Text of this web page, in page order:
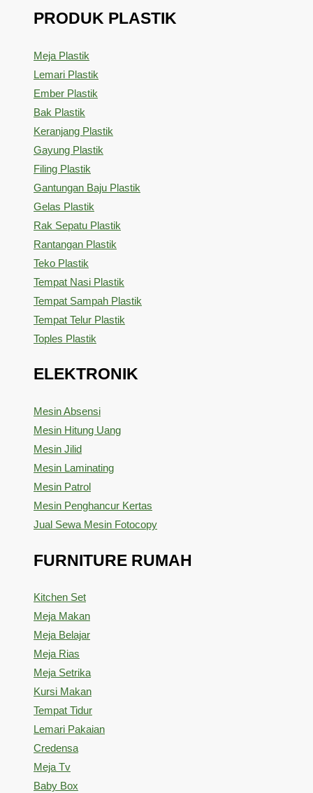
PRODUK PLASTIK
Meja Plastik
Lemari Plastik
Ember Plastik
Bak Plastik
Keranjang Plastik
Gayung Plastik
Filing Plastik
Gantungan Baju Plastik
Gelas Plastik
Rak Sepatu Plastik
Rantangan Plastik
Teko Plastik
Tempat Nasi Plastik
Tempat Sampah Plastik
Tempat Telur Plastik
Toples Plastik
ELEKTRONIK
Mesin Absensi
Mesin Hitung Uang
Mesin Jilid
Mesin Laminating
Mesin Patrol
Mesin Penghancur Kertas
Jual Sewa Mesin Fotocopy
FURNITURE RUMAH
Kitchen Set
Meja Makan
Meja Belajar
Meja Rias
Meja Setrika
Kursi Makan
Tempat Tidur
Lemari Pakaian
Credensa
Meja Tv
Baby Box